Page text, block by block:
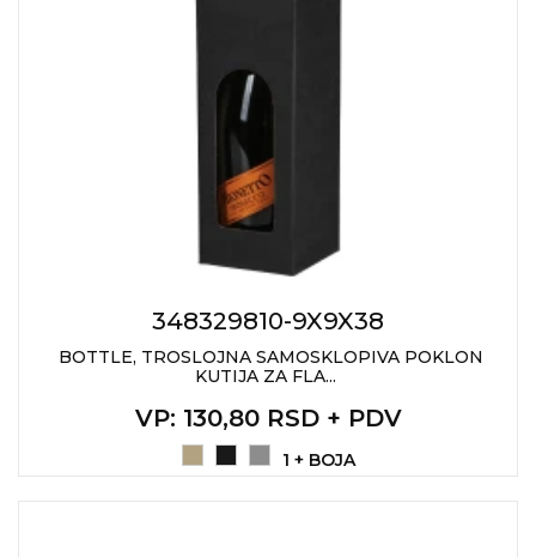
348329810-9X9X38
BOTTLE, TROSLOJNA SAMOSKLOPIVA POKLON
KUTIJA ZA FLA...
VP: 130,80 RSD + PDV
1 + BOJA